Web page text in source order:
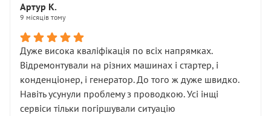
Артур К.
9 місяців тому
Дуже висока кваліфікація по всіх напрямках.
Відремонтували на різних машинах і стартер, і
конденціонер, і генератор. До того ж дуже швидко.
Навіть усунули проблему з проводкою. Усі інщі
сервіси тільки погіршували ситуацію